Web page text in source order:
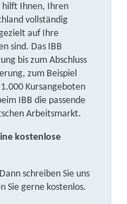
hilft Ihnen, Ihren
vollständig
auf Ihre
sind. Das IBB
bis zum Abschluss
zum Beispiel
Kursangeboten
IBB die passende
Arbeitsmarkt.
kostenlose
schreiben Sie uns
Sie gerne kostenlos.